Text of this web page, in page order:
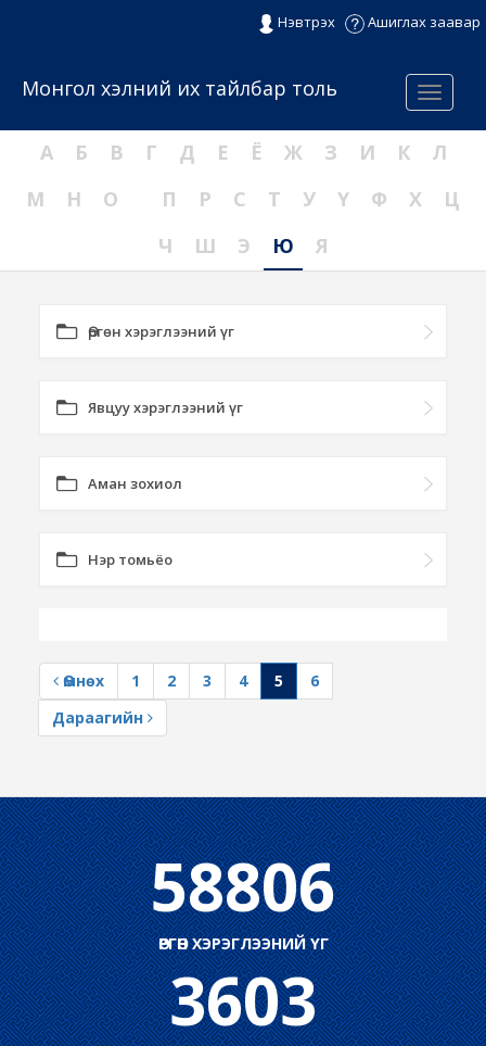
Нэвтрэх Ашиглах заавар
Menu
Монгол хэлний их тайлбар толь
А Б В Г Д Е Ё Ж З И К
Л
М
Н О П Р С Т У Ү Ф Х
Ц
Ч
Ш Э Ю Я
Өргөн хэрэглээний үг
Явцуу хэрэглээний үг
Аман зохиол
Нэр томьёо
Өмнөх 1 2 3 4 5
6
Дараагийн
58806
ӨРГӨН ХЭРЭГЛЭЭНИЙ ҮГ
3603